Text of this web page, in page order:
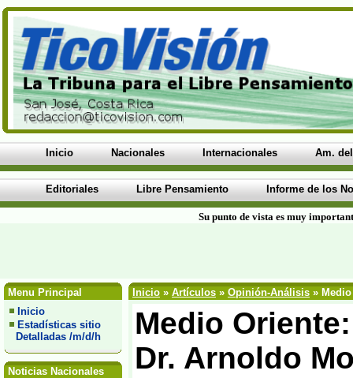
Inicio Nacionales Internacionales Am.
Editoriales Libre Pensamiento Informe de los
Su punto de vista es muy
Menu Principal
Inicio
Estadísticas sitio
Detalladas /m/d/h
Noticias Nacionales
Inicio » Artículos » Opinión-Análisis »
Medio
Dr. Arnoldo